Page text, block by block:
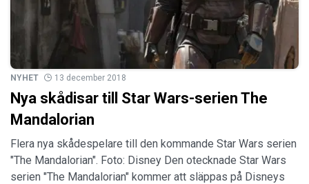
NYHET 13 december 2018
Nya skådisar till Star Wars-serien The
Mandalorian
Flera nya skådespelare till den kommande Star Wars serien
"The Mandalorian". Foto: Disney Den otecknade Star Wars
serien "The Mandalorian" kommer att släppas på Disneys